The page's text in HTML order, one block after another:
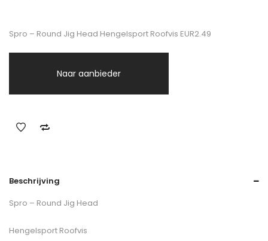
Spro – Round Jig Head Hengelsport Roofvis EUR2.49
Naar aanbieder
Beschrijving
Spro – Round Jig Head
Hengelsport Roofvis